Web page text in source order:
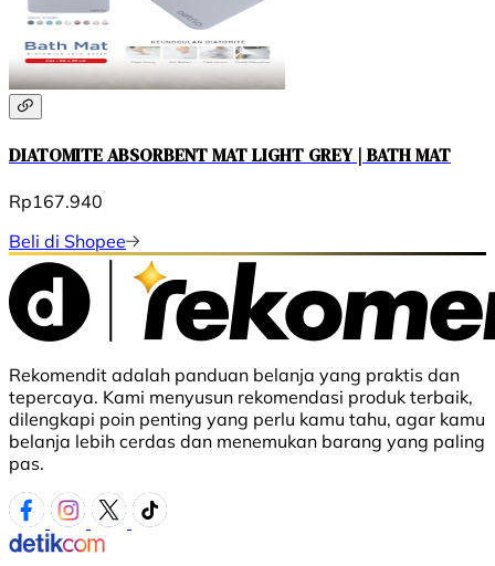
DIATOMITE ABSORBENT MAT LIGHT GREY | BATH MAT
Rp167.940
Beli di Shopee
Rekomendit adalah panduan belanja yang praktis dan
tepercaya. Kami menyusun rekomendasi produk terbaik,
dilengkapi poin penting yang perlu kamu tahu, agar kamu
belanja lebih cerdas dan menemukan barang yang paling
pas.